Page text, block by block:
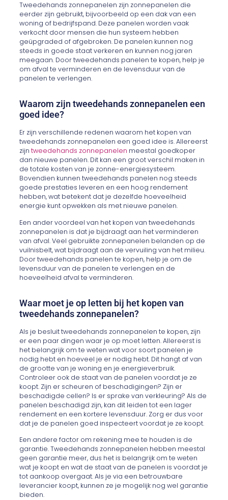
Tweedehands zonnepanelen zijn zonnepanelen die
eerder zijn gebruikt, bijvoorbeeld op een dak van een
woning of bedrijfspand. Deze panelen worden vaak
verkocht door mensen die hun systeem hebben
geüpgraded of afgebroken. De panelen kunnen nog
steeds in goede staat verkeren en kunnen nog jaren
meegaan. Door tweedehands panelen te kopen, help je
om afval te verminderen en de levensduur van de
panelen te verlengen.
Waarom zijn tweedehands zonnepanelen een
goed idee?
Er zijn verschillende redenen waarom het kopen van
tweedehands zonnepanelen een goed idee is. Allereerst
zijntweedehands zonnepanelen meestal goedkoper
dan nieuwe panelen. Dit kan een groot verschil maken in
de totale kosten van je zonne-energiesysteem.
Bovendien kunnen tweedehands panelen nog steeds
goede prestaties leveren en een hoog rendement
hebben, wat betekent dat je dezelfde hoeveelheid
energie kunt opwekken als met nieuwe panelen.
Een ander voordeel van het kopen van tweedehands
zonnepanelen is dat je bijdraagt aan het verminderen
van afval. Veel gebruikte zonnepanelen belanden op de
vuilnisbelt, wat bijdraagt aan de vervuiling van het milieu.
Door tweedehands panelen te kopen, help je om de
levensduur van de panelen te verlengen en de
hoeveelheid afval te verminderen.
Waar moet je op letten bij het kopen van
tweedehands zonnepanelen?
Als je besluit tweedehands zonnepanelen te kopen, zijn
er een paar dingen waar je op moet letten. Allereerst is
het belangrijk om te weten wat voor soort panelen je
nodig hebt en hoeveel je er nodig hebt. Dit hangt af van
de grootte van je woning en je energieverbruik.
Controleer ook de staat van de panelen voordat je ze
koopt. Zijn er scheuren of beschadigingen? Zijn er
beschadigde cellen? Is er sprake van verkleuring? Als de
panelen beschadigd zijn, kan dit leiden tot een lager
rendement en een kortere levensduur. Zorg er dus voor
dat je de panelen goed inspecteert voordat je ze koopt.
Een andere factor om rekening mee te houden is de
garantie. Tweedehands zonnepanelen hebben meestal
geen garantie meer, dus het is belangrijk om te weten
wat je koopt en wat de staat van de panelen is voordat je
tot aankoop overgaat. Als je via een betrouwbare
leverancier koopt, kunnen ze je mogelijk nog wel garantie
bieden.